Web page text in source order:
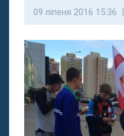
09 ліпеня 2016 15:36 |